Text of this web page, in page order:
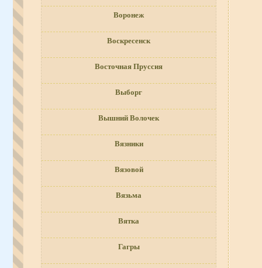
Воронеж
Воскресенск
Восточная Пруссия
Выборг
Вышний Волочек
Вязники
Вязовой
Вязьма
Вятка
Гагры